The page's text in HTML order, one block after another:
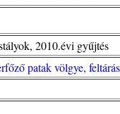
2010.évi gyűjtés
patak völgye,